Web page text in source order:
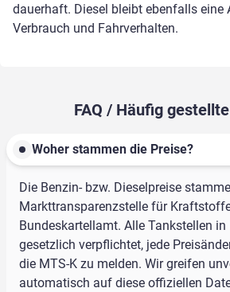
dauerhaft. Diesel bleibt ebenfalls eine
Verbrauch und Fahrverhalten.
FAQ / Häufig
Woher stammen die Preise?
Die Benzin- bzw. Dieselpreise
Markttransparenzstelle für
Bundeskartellamt. Alle Tankstellen
gesetzlich verpflichtet, jede
die MTS-K zu melden. Wir greifen
automatisch auf diese offiziellen